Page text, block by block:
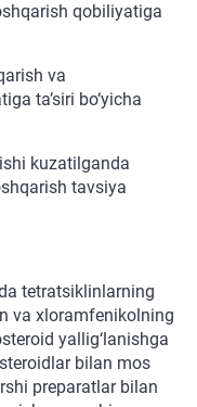
qobiliyatiga
va
ta’siri bo‘yicha
kuzatilganda
tavsiya
tetratsiklinlarning
va xloramfenikolning
yallig‘lanishga
bilan mos
preparatlar bilan